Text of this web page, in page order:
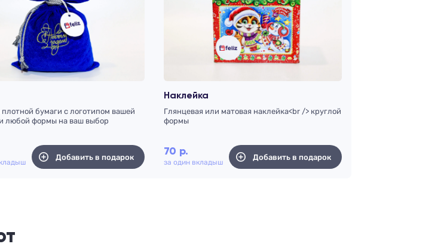
плотной бумаги с логотипом вашей
любой формы на ваш выбор
Добавить в подарок
Наклейка
Глянцевая или матовая наклейка<br /> круглой
формы
70 р.
за один вкладыш
Добавить в подарок